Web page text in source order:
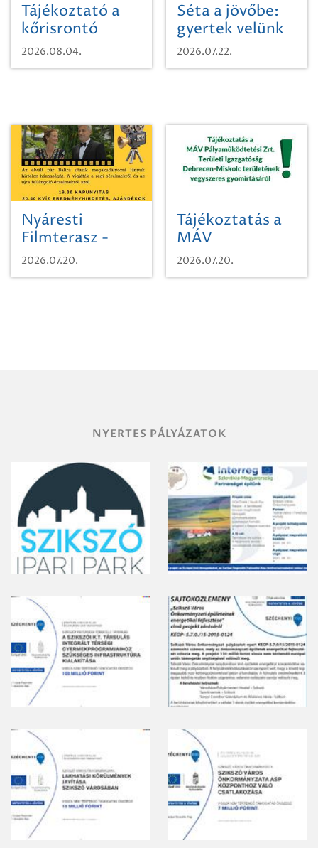
Tájékoztató a
kőrisrontó
karcsúdíszbogárról
2026.08.04.
Séta a jövőbe:
gyertek velünk
egy városi
időutazásra!
2026.07.22.
Nyáresti
Filmterasz -
Beugró a
Paradicsomba
2026.07.20.
Tájékoztatás a
MÁV
Pályaműködtetési
Zrt. Területi
2026.07.20.
NYERTES PÁLYÁZATOK